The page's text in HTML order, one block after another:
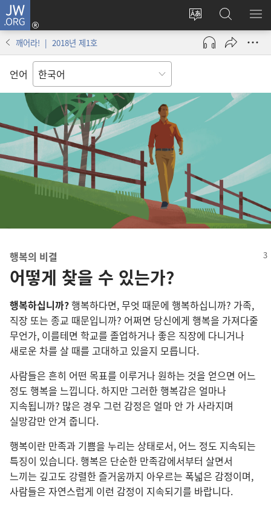
JW.ORG
사이트
언어
변경
로그인
(새로운
열기)
JW.ORG
검색
메
깨어라! | 2018년 제1호
언어
행복의 비결
어떻게 찾을 수 있는가?
행복하십니까?행복하다면, 무엇 때문에 행복하십니까? 가족,
직장 또는 종교 때문입니까? 어쩌면 당신에게 행복을 가져다줄
무언가, 이를테면 학교를 졸업하거나 좋은 직장에 다니거나
새로운 차를 살 때를 고대하고 있을지 모릅니다.
사람들은 흔히 어떤 목표를 이루거나 원하는 것을 얻으면 어느
정도 행복을 느낍니다. 하지만 그러한 행복감은 얼마나
지속됩니까? 많은 경우 그런 감정은 얼마 안 가 사라지며
실망감만 안겨 줍니다.
행복이란 만족과 기쁨을 누리는 상태로서, 어느 정도 지속되는
특징이 있습니다. 행복은 단순한 만족감에서부터 살면서
느끼는 깊고도 강렬한 즐거움까지 아우르는 폭넓은 감정이며,
사람들은 자연스럽게 이런 감정이 지속되기를 바랍니다.